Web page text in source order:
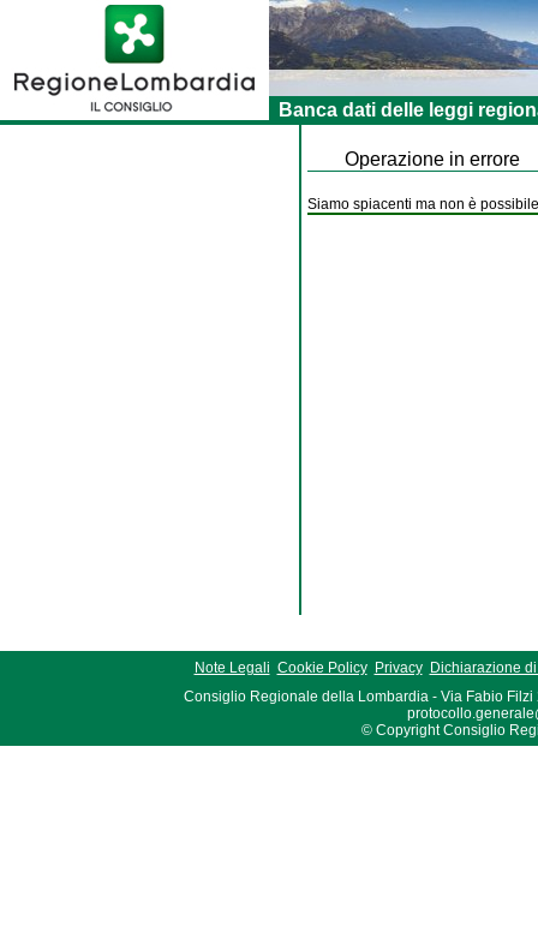
Banca dati delle leggi
Operazione in errore
Siamo spiacenti ma non è
Note Legali Cookie Policy Privacy
Dichiarazione
Consiglio Regionale della Lombardia - Via Fabio Filzi
© Copyright Consiglio